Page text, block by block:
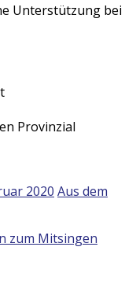
Unterstützung bei
Provinzial
2020 Aus dem
zum Mitsingen